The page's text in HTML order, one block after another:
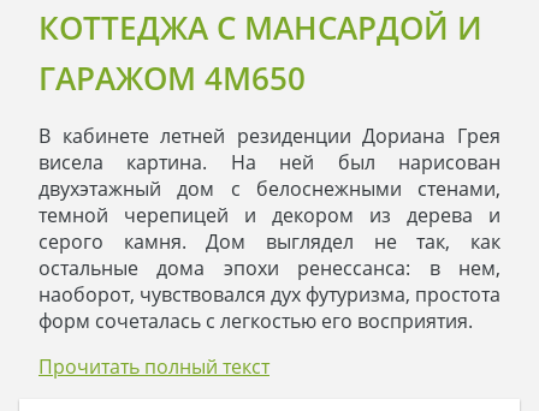
КОТТЕДЖА С МАНСАРДОЙ И
ГАРАЖОМ 4M650
В кабинете летней резиденции Дориана Грея
висела картина. На ней был нарисован
двухэтажный дом с белоснежными стенами,
темной черепицей и декором из дерева и
серого камня. Дом выглядел не так, как
остальные дома эпохи ренессанса: в нем,
наоборот, чувствовался дух футуризма, простота
форм сочеталась с легкостью его восприятия.
что дом оживал и становился реальным. Вот
Прочитать полный текст